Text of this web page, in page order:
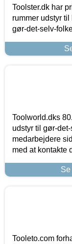
Toolster.dk har
rummer udstyr
gør-det-selv-
Toolworld.dks
udstyr til gør-
medarbejdere
med at kontakte
Tooleto.com